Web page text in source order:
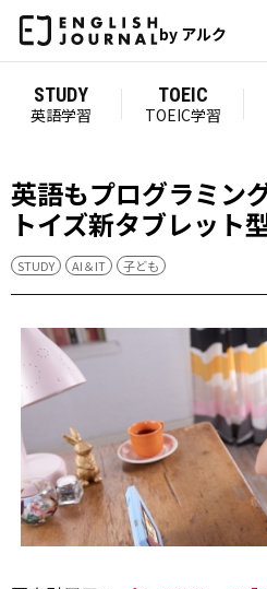
by アルク
STUDY
英語学習
TOEIC
TOEIC学習
英語もプログラミン
トイズ新タブレット
STUDY AI＆IT 子ども